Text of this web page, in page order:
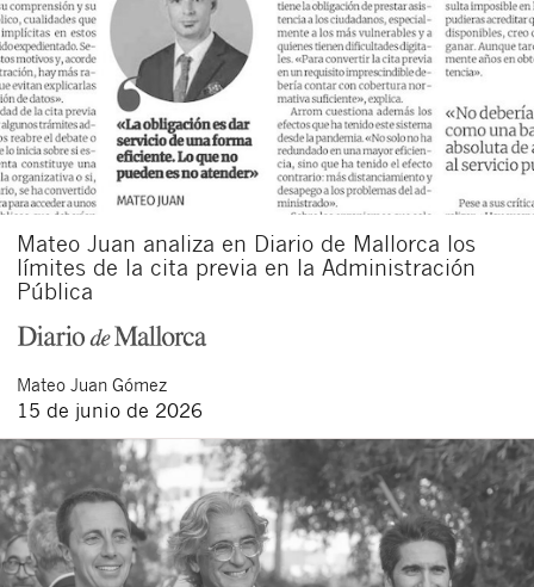
Mateo Juan analiza en Diario de Mallorca los
límites de la cita previa en la Administración
Pública
Mateo Juan Gómez
15 de junio de 2026